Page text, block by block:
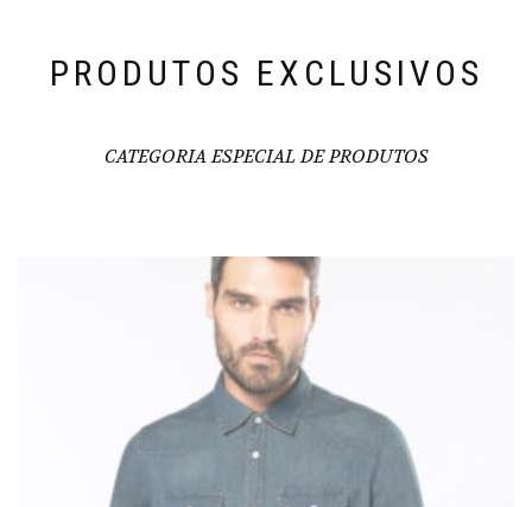
PRODUTOS EXCLUSIVOS
CATEGORIA ESPECIAL DE PRODUTOS